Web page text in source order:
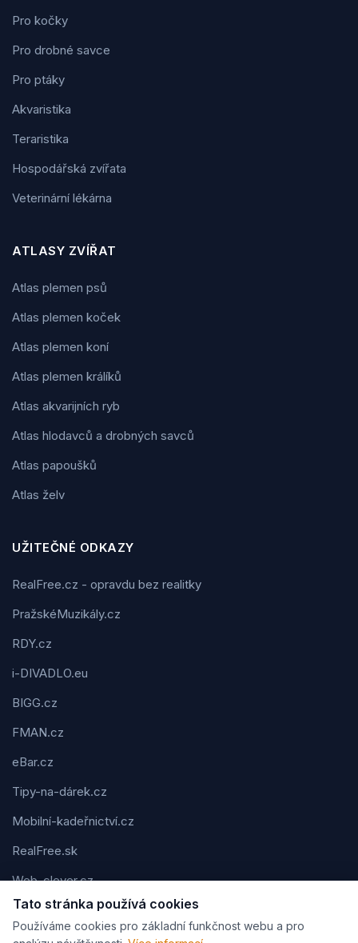
Pro kočky
Pro drobné savce
Pro ptáky
Akvaristika
Teraristika
Hospodářská zvířata
Veterinární lékárna
ATLASY ZVÍŘAT
Atlas plemen psů
Atlas plemen koček
Atlas plemen koní
Atlas plemen králíků
Atlas akvarijních ryb
Atlas hlodavců a drobných savců
Atlas papoušků
Atlas želv
UŽITEČNÉ ODKAZY
RealFree.cz - opravdu bez realitky
PražskéMuzikály.cz
RDY.cz
i-DIVADLO.eu
BIGG.cz
FMAN.cz
eBar.cz
Tipy-na-dárek.cz
Mobilní-kadeřnictví.cz
RealFree.sk
Web-clever.cz
Kvízov.cz
Karavaning.net
Tato stránka používá cookies
Používáme cookies pro základní funkčnost webu a pro